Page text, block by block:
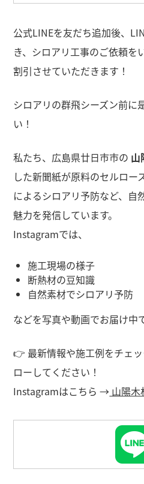
公式LINEを友だち追加後、
き、シロアリ工事のご依頼を
割引させていただきます！
シロアリの群飛シーズン前に
い！
私たち、広島県廿日市市の 山
した新聞紙が原料のセルロー
によるシロアリ予防など、自
魅力を発信しています。
Instagramでは、
施工現場の様子
断熱材の豆知識
自然素材でシロアリ予防
などを写真や動画でお届け中
👉 最新情報や施工例をチェ
ローしてください！
Instagramはこちら → 山陽